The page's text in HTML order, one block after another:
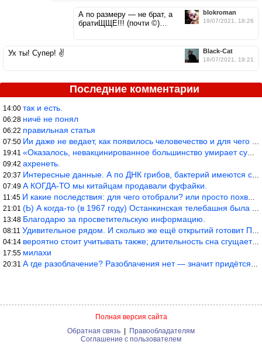
blokroman
19/07/2021, 18:26
А по размеру — не брат, а
братиЩЩЕ!!! (почти ©)…
Black-Cat
18/07/2021, 19:21
Ух ты! Супер! ✌
Последние комментарии
14:00 так и есть.
06:28 ничё не понял
06:22 правильная статья
07:50 Ии даже не ведает, как появилось человечество и для чего оно сущ
19:41 «Оказалось, невакцинированное большинство умирает существенно ча
09:42 ахренеть.
20:37 Интересные данные. А по ДНК грибов, бактерий имеются сведения из
07:49 А КОГДА-ТО мы китайцам продавали фуфайки.
11:45 И какие последствия: для чего отобрали? или просто похвастались.
21:01 (Ь) А когда-то (в 1967 году) Останкинская телебашня была самым в
13:48 Благодарю за просветительскую информацию.
08:11 Удивительное рядом. И сколько же ещё открытий готовит Просвещень
04:14 вероятно стоит учитывать также; длительность сна сгущает кровото
17:55 милахи
20:31 А где разоблачение? Разоблачения нет — значит придётся принять к
Полная версия сайта
Обратная связь
Правообладателям
Соглашение с пользователем